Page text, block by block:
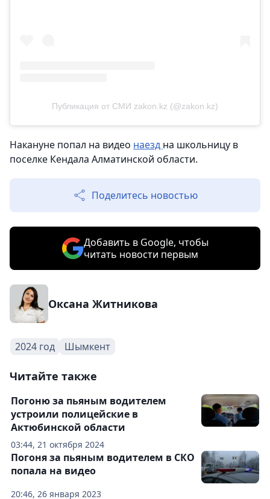
Публикация от СМИ zakon.kz (@zakon.kz)
Накануне попал на видео наезд на школьницу в
поселке Кендала Алматинской области.
Поделитесь новостью
Добавить в Google, чтобы
читать новости первым
Оксана Житникова
2024 год Шымкент
Читайте также
03:44, 21 октября 2024
Погоню за пьяным водителем
устроили полицейские в
Актюбинской области
20:46, 26 января 2023
Погоня за пьяным водителем в СКО
попала на видео